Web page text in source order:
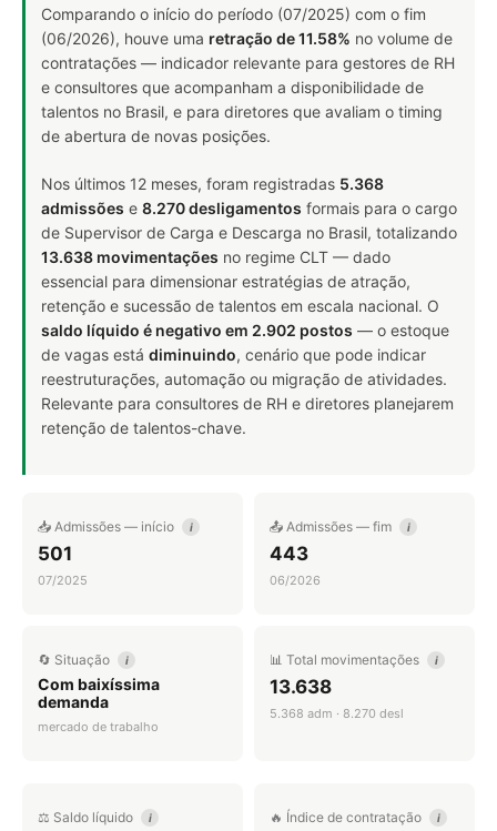
Comparando o início do período (07/2025) com o fim
(06/2026), houve uma retração de 11.58% no volume de
contratações — indicador relevante para gestores de RH
e consultores que acompanham a disponibilidade de
talentos no Brasil, e para diretores que avaliam o timing
de abertura de novas posições.
Nos últimos 12 meses, foram registradas 5.368
admissões e 8.270 desligamentos formais para o cargo
de Supervisor de Carga e Descarga no Brasil, totalizando
13.638 movimentações no regime CLT — dado
essencial para dimensionar estratégias de atração,
retenção e sucessão de talentos em escala nacional. O
saldo líquido é negativo em 2.902 postos — o estoque
de vagas está diminuindo, cenário que pode indicar
reestruturações, automação ou migração de atividades.
Relevante para consultores de RH e diretores planejarem
retenção de talentos-chave.
📥 Admissões — início i
501
07/2025
📤 Admissões — fim i
443
06/2026
🔄 Situação i
Com baixíssima
demanda
mercado de trabalho
📊 Total movimentações i
13.638
5.368 adm · 8.270 desl
⚖️ Saldo líquido i 🔥 Índice de contratação i